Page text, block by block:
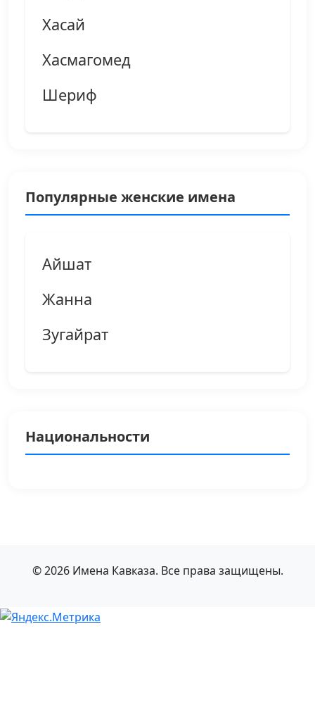
Хасай
Хасмагомед
Шериф
Популярные женские имена
Айшат
Жанна
Зугайрат
Национальности
© 2026 Имена Кавказа. Все права защищены.